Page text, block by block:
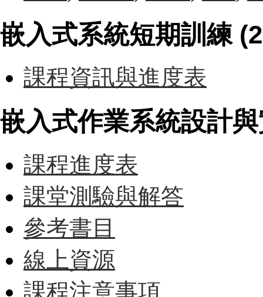
嵌入式系統短期訓練
課程資訊與進度表
嵌入式作業系統設計
課程進度表
課堂測驗與解答
參考書目
線上資源
課程注意事項